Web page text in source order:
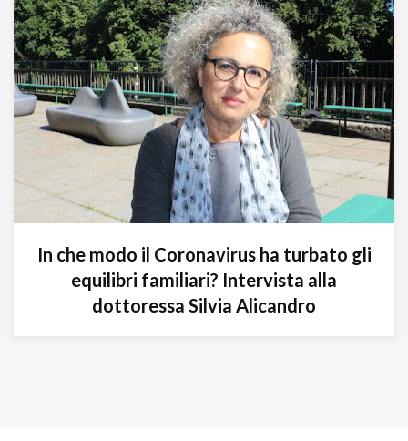
In che modo il Coronavirus ha turbato gli
equilibri familiari? Intervista alla
dottoressa Silvia Alicandro